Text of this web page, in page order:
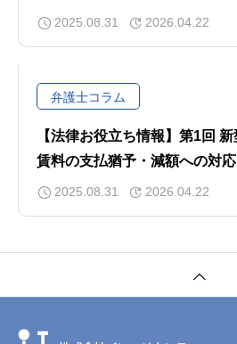
2025.08.31 2026.04.22
弁護士コラム
【法律お役立ち情報】第1回 新型コロナウイルスと
賃料の支払猶予・減額への対応
2025.08.31 2026.04.22